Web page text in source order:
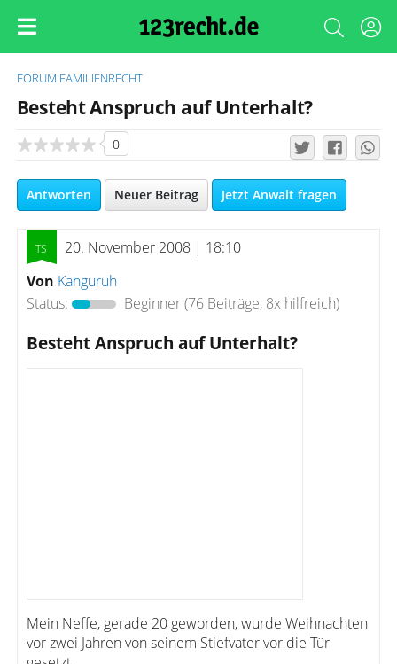
FORUM FAMILIENRECHT
Besteht Anspruch auf Unterhalt?
0
Antworten Neuer Beitrag Jetzt Anwalt fragen
20. November 2008 | 18:10
Von Känguruh
Status:
Beginner(76 Beiträge, 8x hilfreich)
Besteht Anspruch auf Unterhalt?
Mein Neffe, gerade 20 geworden, wurde Weihnachten
vor zwei Jahren von seinem Stiefvater vor die Tür